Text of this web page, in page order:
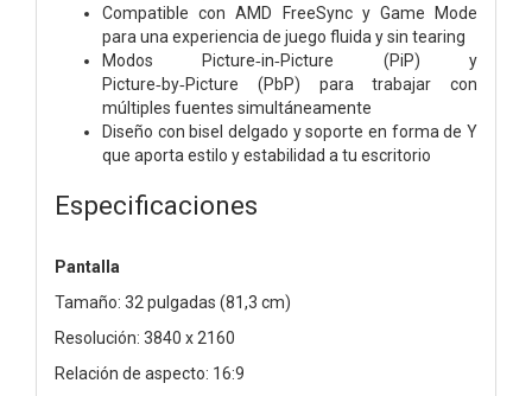
Compatible con AMD FreeSync y Game Mode
para una experiencia de juego fluida y sin tearing
Modos Picture‑in‑Picture (PiP) y
Picture‑by‑Picture (PbP) para trabajar con
múltiples fuentes simultáneamente
Diseño con bisel delgado y soporte en forma de Y
que aporta estilo y estabilidad a tu escritorio
Especificaciones
Pantalla
Tamaño: 32 pulgadas (81,3 cm)
Resolución: 3840 x 2160
Relación de aspecto: 16:9